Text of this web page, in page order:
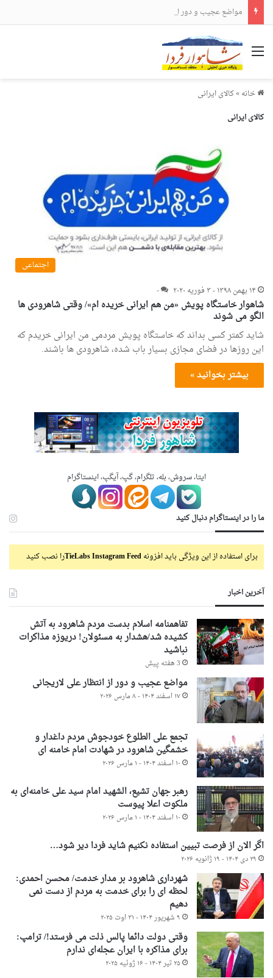
مواضع عجیب و دور از انتظار علی لاریجانی
منو
خانه»کالای ایرانی
کالای ایرانی
اجتماعی
۱۴ بهمن ۱۳۹۸ - ۳ فوریه ۲۰۲۰
۰
شاهوار خاستگاه پویش «من هم ایرانی خریده ام»/ وقتی شاهرودی ها
الگو می شوند
شاید کمتر کسی بداند که خاستگاه پویش مردمی من ایرانی خریدم که
این روزها در فضای مجازی بسیار باب شده، شاهرودی ها باشند.
بیشتر بخوانید »
ایتا، سروش، بله، تلگرام، گپ، آیگپ، اینستاگرام
ما را در اینستاگرام دنبال کنید
برای استفاده از این ویژگی باید افزونهTieLabs Instagram Feedرا نصب کنید
آخرین اخبار
تفاهمنامه اسلام بدست مردم شاهرود به آتش
کشیده شد/هشدار به مسئولان! دریوزه مذاکرات
نباشید
3 هفته پیش
مواضع عجیب و دور از انتظار علی لاریجانی
۱۷ اسفند ۱۴۰۴ - ۸ مارس ۲۰۲۶
تجمع علی الطلوع خودجوش مردم داغدار و
خشمگین شاهرود در شهادت امام خامنه ای
۱۰ اسفند ۱۴۰۴ - ۱ مارس ۲۰۲۶
رهبر جهان تشیع، الشهید امام سید علی خامنه‌ای به
ملکوت اعلا پیوست
۱۰ اسفند ۱۴۰۴ - ۱ مارس ۲۰۲۶
اگر الان از فرصت تبیین استفاده نکنیم شاید فردا دیر شود…
۲۹ دی ۱۴۰۴ - ۱۹ ژانویه ۲۰۲۶
شهرداری شاهرود بر مدار خدمت/ محسن احمدی:
لحظه ای را برای خدمت به مردم از دست نمی
دهیم
۹ شهریور ۱۴۰۴ - ۳۱ اوت ۲۰۲۵
وقتی دولت دائما پالس ذلت می فرستد!/ ترامپ:
برای مذاکره با ایران عجله‌ای ندارم
۲۵ تیر ۱۴۰۴ - ۱۶ ژوئیه ۲۰۲۵